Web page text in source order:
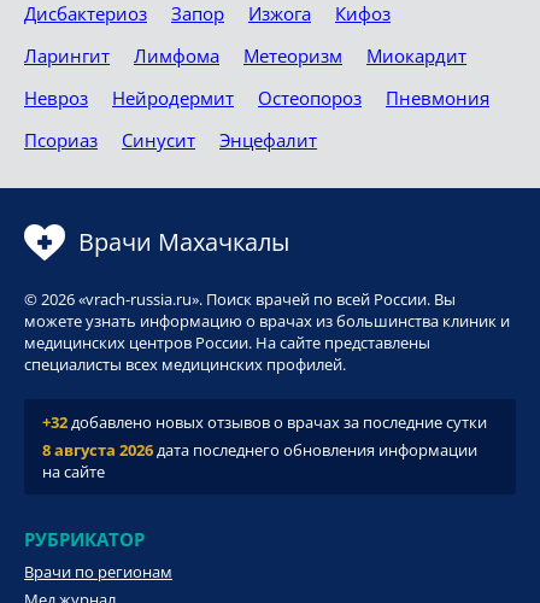
Дисбактериоз
Запор Изжога
Кифоз
Ларингит
Лимфома Метеоризм
Миокардит
Невроз
Нейродермит Остеопороз
Пневмония
Псориаз
Синусит Энцефалит
Врачи Махачкалы
© 2026 «vrach-russia.ru». Поиск врачей по всей России. Вы
можете узнать информацию о врачах из большинства клиник и
медицинских центров России. На сайте представлены
специалисты всех медицинских профилей.
+32добавлено новых отзывов о врачах за последние сутки
8 августа 2026дата последнего обновления информации
на сайте
РУБРИКАТОР
Врачи по регионам